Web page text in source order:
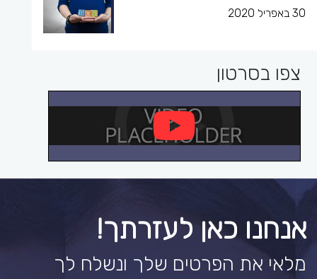
30 באפריל 2020
צפו בסרטון
אנחנו כאן לעזרתך!
מלאי את הפרטים שלך ונשלח לך